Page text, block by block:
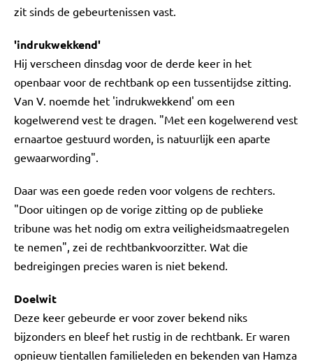
zit sinds de gebeurtenissen vast.
'indrukwekkend'
Hij verscheen dinsdag voor de derde keer in het
openbaar voor de rechtbank op een tussentijdse zitting.
Van V. noemde het 'indrukwekkend' om een
kogelwerend vest te dragen. "Met een kogelwerend vest
ernaartoe gestuurd worden, is natuurlijk een aparte
gewaarwording".
Daar was een goede reden voor volgens de rechters.
"Door uitingen op de vorige zitting op de publieke
tribune was het nodig om extra veiligheidsmaatregelen
te nemen", zei de rechtbankvoorzitter. Wat die
bedreigingen precies waren is niet bekend.
Doelwit
Deze keer gebeurde er voor zover bekend niks
bijzonders en bleef het rustig in de rechtbank. Er waren
opnieuw tientallen familieleden en bekenden van Hamza